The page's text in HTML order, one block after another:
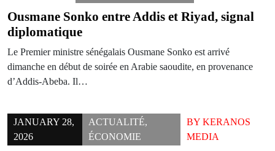
Ousmane Sonko entre Addis et Riyad, signal
diplomatique
Le Premier ministre sénégalais Ousmane Sonko est arrivé
dimanche en début de soirée en Arabie saoudite, en provenance
d’Addis-Abeba. Il…
JANUARY 28,
2026
ACTUALITÉ,
ÉCONOMIE
BYKERANOS
MEDIA